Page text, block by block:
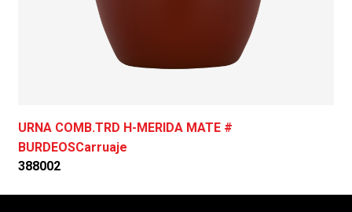
URNA COMB.TRD H-MERIDA MATE #
BURDEOSCarruaje
388002